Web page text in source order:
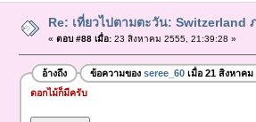
Re: เที่ยวไปตามตะวัน: Switzerland
« ตอบ #88 เมื่อ:23 สิงหาคม 2555, 21:39:28 »
อ้างถึง ข้อความของ seree_60เมื่อ 21 สิงหาคม
ดอกไม้ก็มีครับ